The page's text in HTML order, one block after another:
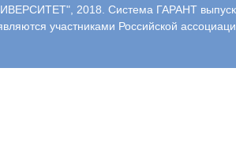
2018. Система ГАРАНТ
участниками Российской